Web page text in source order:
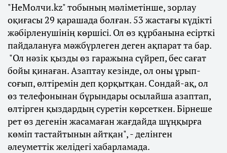
"НеМолчи.kz" тобының мәліметінше, зорлау
оқиғасы 29 қарашада болған. 53 жастағы күдікті
жәбірленушінің көршісі. Ол өз құрбанына есірткі
пайдалануға мәжбүрлеген деген ақпарат та бар.
"Ол нәзік қызды өз гаражына сүйреп, бес сағат
бойы қинаған. Азаптау кезінде, ол оны ұрып-
соғып, өлтіремін деп қорқытқан. Сондай-ақ, ол
өз телефонынан бұрындары осылайша азаптап,
өлтірген қыздардың суретін көрсеткен. Бірнеше
рет өз дегенін жасамаған жағдайда шұңқырға
көміп тастайтынын айтқан", - делінген
әлеуметтік желідегі хабарламада.